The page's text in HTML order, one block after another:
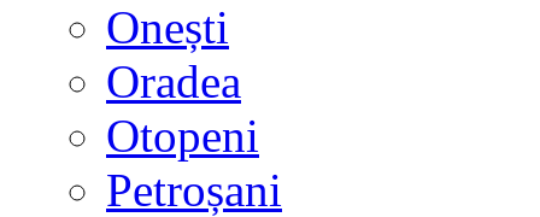
Onești
Oradea
Otopeni
Petroșani